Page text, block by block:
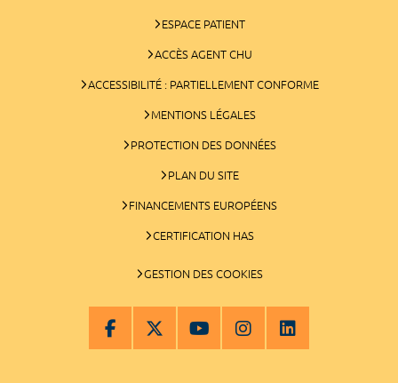
ESPACE PATIENT
ACCÈS AGENT CHU
ACCESSIBILITÉ : PARTIELLEMENT CONFORME
MENTIONS LÉGALES
PROTECTION DES DONNÉES
PLAN DU SITE
FINANCEMENTS EUROPÉENS
CERTIFICATION HAS
GESTION DES COOKIES